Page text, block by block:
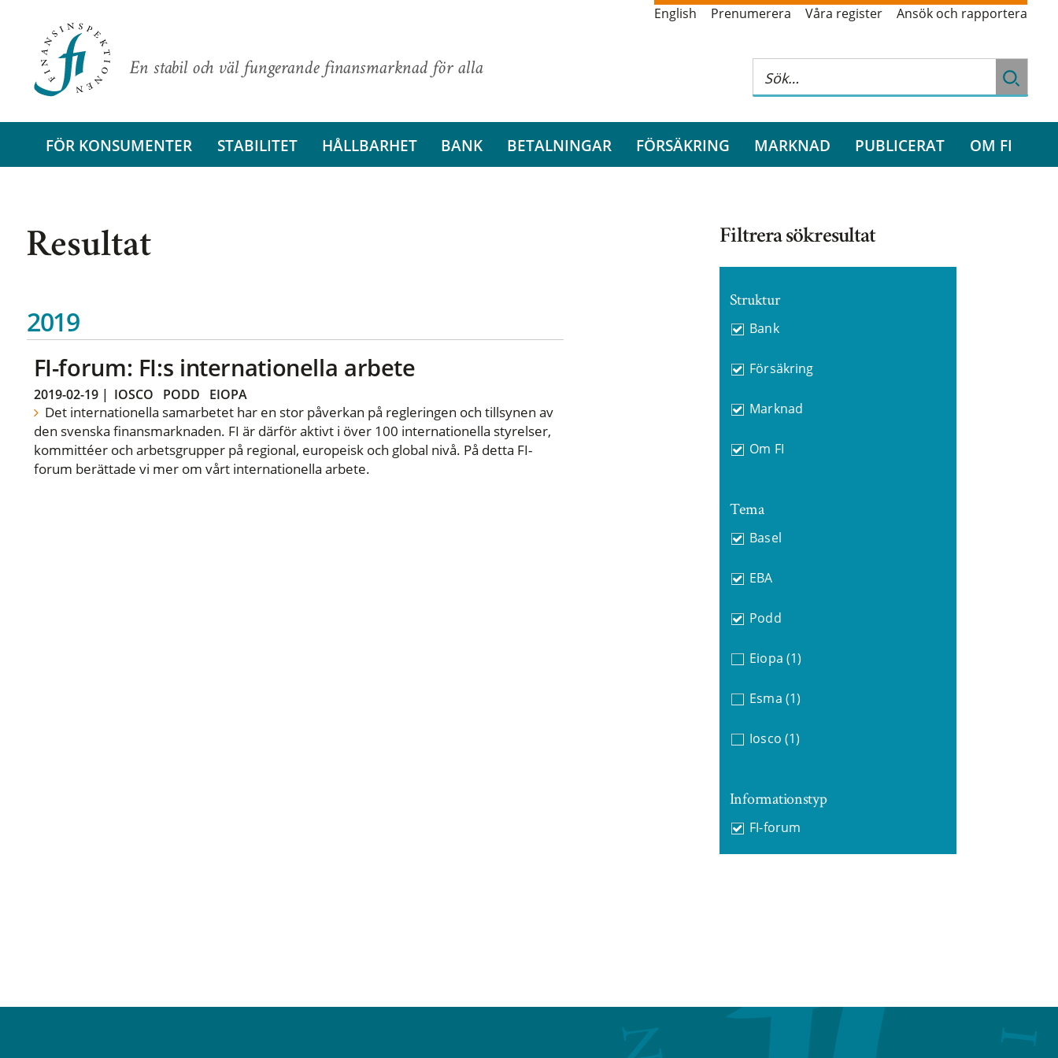
En stabil och väl fungerande finansmarknad för alla
English Prenumerera Våra register Ansök och rapportera
FÖR KONSUMENTER STABILITET HÅLLBARHET BANK BETALNINGAR FÖRSÄKRING MARKNAD PUBLICERAT OM FI
Resultat
2019
FI-forum: FI:s internationella arbete
2019-02-19| IOSCO PODD EIOPA
Det internationella samarbetet har en stor påverkan på regleringen och tillsynen av
den svenska finansmarknaden. FI är därför aktivt i över 100 internationella styrelser,
kommittéer och arbetsgrupper på regional, europeisk och global nivå. På detta FI-
forum berättade vi mer om vårt internationella arbete.
Filtrera sökresultat
Struktur
Bank
Försäkring
Marknad
Om FI
Tema
Basel
EBA
Podd
Eiopa (1)
Esma (1)
Iosco (1)
Informationstyp
FI-forum